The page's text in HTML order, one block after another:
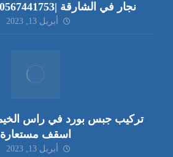
نجار في الشارقة |0567441753| منجرة خشب
أبريل 13, 2023
اسقف مستعارة
أبريل 13, 2023